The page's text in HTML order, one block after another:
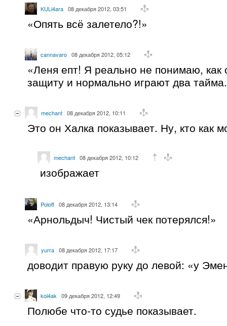
KULi4ara 08 декабря 2012, 03:51
«Опять всё залетело?!»
cannavaro 08 декабря 2012, 05:12
«Леня епт! Я реально не понимаю, как
защиту и нормально играют два
mechant 08 декабря 2012, 10:11
Это он Халка показывает. Ну, кто как
mechant 08 декабря 2012, 10:12
изображает
Poloff 08 декабря 2012, 13:14
«Арнольдыч! Чистый чек потерялся!»
yurra 08 декабря 2012, 17:17
доводит правую руку до левой: «у
kol4ak 09 декабря 2012, 12:49
Полюбе что-то судье показывает.